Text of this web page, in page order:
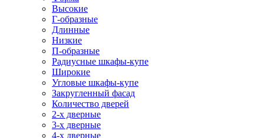
Высокие
Г-образные
Длинные
Низкие
П-образные
Радиусные шкафы-купе
Широкие
Угловые шкафы-купе
Закругленный фасад
Количество дверей
2-х дверные
3-х дверные
4-х дверные